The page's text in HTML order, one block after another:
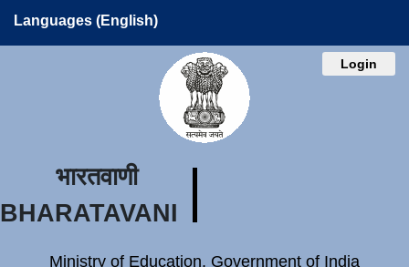
Languages (English)
Login
भारतवाणी
BHARATAVANI
Ministry of Education, Government of India